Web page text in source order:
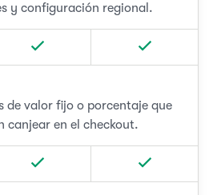
y configuración regional.
de valor fijo o porcentaje que
canjear en el checkout.